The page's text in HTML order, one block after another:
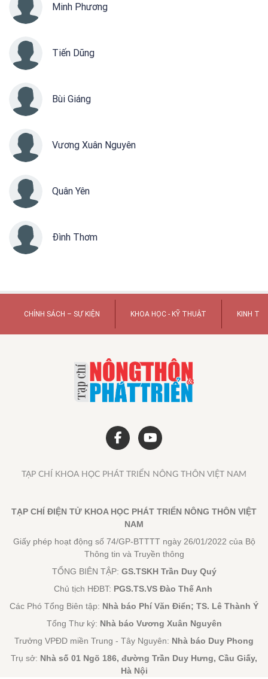
Minh Phương
Tiến Dũng
Bùi Giáng
Vương Xuân Nguyên
Quân Yên
Đình Thơm
CHÍNH SÁCH – SỰ KIỆN KHOA HỌC - KỸ THUẬT KINH TẾ
TẠP CHÍ KHOA HỌC PHÁT TRIỂN NÔNG THÔN VIỆT NAM
TẠP CHÍ ĐIỆN TỬ KHOA HỌC PHÁT TRIỂN NÔNG THÔN VIỆT
NAM
Giấy phép hoạt động số 74/GP-BTTTT ngày 26/01/2022 của Bộ
Thông tin và Truyền thông
TỔNG BIÊN TẬP: GS.TSKH Trần Duy Quý
Chủ tịch HĐBT: PGS.TS.VS Đào Thế Anh
Các Phó Tổng Biên tập: Nhà báo Phí Văn Điển; TS. Lê Thành Ý
Tổng Thư ký: Nhà báo Vương Xuân Nguyên
Trưởng VPĐD miền Trung - Tây Nguyên: Nhà báo Duy Phong
Trụ sở: Nhà số 01 Ngõ 186, đường Trần Duy Hưng, Cầu Giấy,
Hà Nội